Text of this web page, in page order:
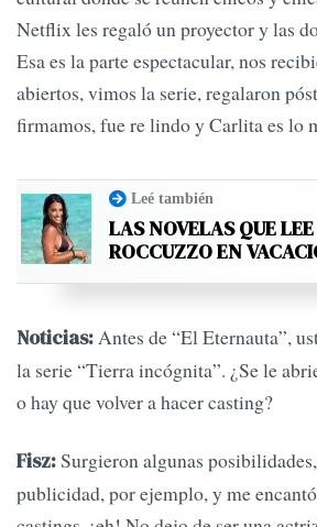
Netflix les regaló un proyector y las
Esa es la parte espectacular, nos
abiertos, vimos la serie, regalaron
firmamos, fue re lindo y Carlita es lo
Leé también
LAS NOVELAS QUE
ROCCUZZO EN
Noticias: Antes de “El Eternauta”,
la serie “Tierra incógnita”. ¿Se le
o hay que volver a hacer casting?
Fisz:Surgieron algunas
publicidad, por ejemplo, y me